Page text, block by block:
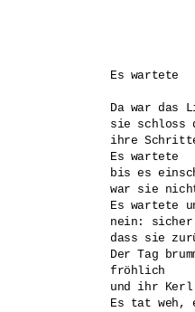
Es wartete
Da war das
sie schloss
ihre Schritte
Es wartete
bis es
war sie
Es wartete
nein: sicher
dass sie
Der Tag
fröhlich
und ihr
Es tat weh,